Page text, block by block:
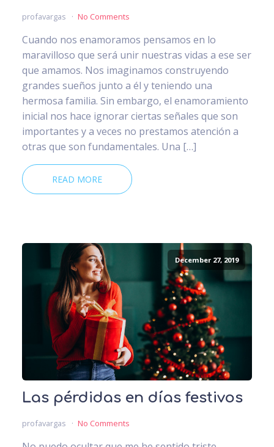
profavargas No Comments
Cuando nos enamoramos pensamos en lo
maravilloso que será unir nuestras vidas a ese ser
que amamos. Nos imaginamos construyendo
grandes sueños junto a él y teniendo una
hermosa familia. Sin embargo, el enamoramiento
inicial nos hace ignorar ciertas señales que son
importantes y a veces no prestamos atención a
otras que son fundamentales. Una […]
READ MORE
December 27, 2019
Las pérdidas en días festivos
profavargas No Comments